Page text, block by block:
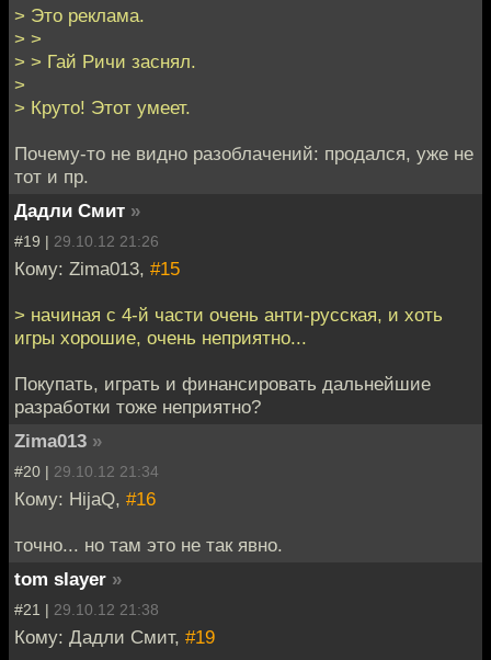
> Это реклама.
> >
> > Гай Ричи заснял.
>
> Круто! Этот умеет.
Почему-то не видно разоблачений: продался, уже не
тот и пр.
Дадли Смит »
#19 | 29.10.12 21:26
Кому: Zima013, #15
> начиная с 4-й части очень анти-русская, и хоть
игры хорошие, очень неприятно...
Покупать, играть и финансировать дальнейшие
разработки тоже неприятно?
Zima013 »
#20 | 29.10.12 21:34
Кому: HijaQ, #16
точно... но там это не так явно.
tom slayer »
#21 | 29.10.12 21:38
Кому: Дадли Смит, #19